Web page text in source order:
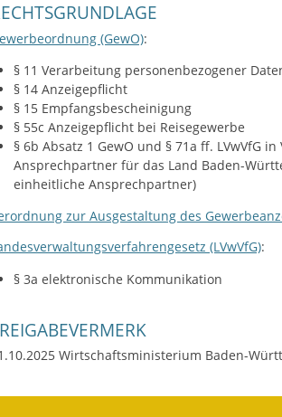
(GewO):
§ 11 Verarbeitung personenbezogener
§ 14 Anzeigepflicht
§ 15 Empfangsbescheinigung
§ 55c Anzeigepflicht bei Reisegewerbe
§ 6b Absatz 1 GewO und § 71a ff. LVwVfG in
Ansprechpartner für das Land Baden-
einheitliche Ansprechpartner)
zur Ausgestaltung des
(LVwVfG):
§ 3a elektronische Kommunikation
Wirtschaftsministerium Baden-